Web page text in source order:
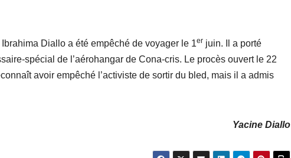
Diallo a été empêché de voyager le 1er juin. Il a porté
spécial de l’aérohangar de Cona-cris. Le procès ouvert le 22
avoir empêché l’activiste de sortir du bled, mais il a admis
Yacine Diallo